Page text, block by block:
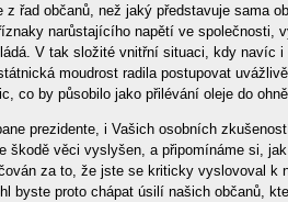
řad občanů, než jaký představuje sama
narůstajícího napětí ve společnosti,
V tak složité vnitřní situaci, kdy navíc
moudrost radila postupovat
co by působilo jako přilévání oleje do ohně.
prezidente, i Vašich osobních
škodě věci vyslyšen, a připomínáme si,
za to, že jste se kriticky vyslovoval k
byste proto chápat úsilí našich občanů,